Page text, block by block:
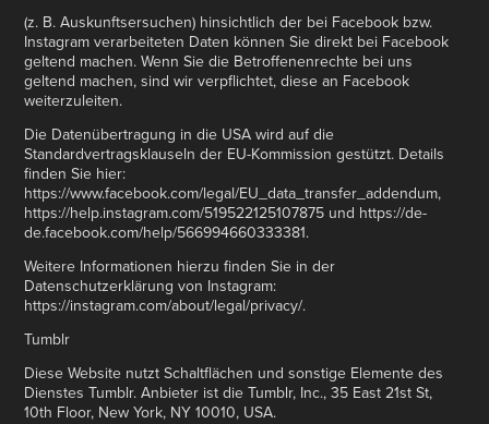
(z. B. Auskunftsersuchen) hinsichtlich der bei Facebook bzw.
Instagram verarbeiteten Daten können Sie direkt bei Facebook
geltend machen. Wenn Sie die Betroffenenrechte bei uns
geltend machen, sind wir verpflichtet, diese an Facebook
weiterzuleiten.
Die Datenübertragung in die USA wird auf die
Standardvertragsklauseln der EU-Kommission gestützt. Details
finden Sie hier:
https://www.facebook.com/legal/EU_data_transfer_addendum,
https://help.instagram.com/519522125107875 und https://de-
de.facebook.com/help/566994660333381.
Weitere Informationen hierzu finden Sie in der
Datenschutzerklärung von Instagram:
https://instagram.com/about/legal/privacy/.
Tumblr
Diese Website nutzt Schaltflächen und sonstige Elemente des
Dienstes Tumblr. Anbieter ist die Tumblr, Inc., 35 East 21st St,
10th Floor, New York, NY 10010, USA.